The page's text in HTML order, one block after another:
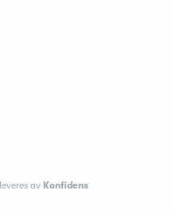
av Konfidens